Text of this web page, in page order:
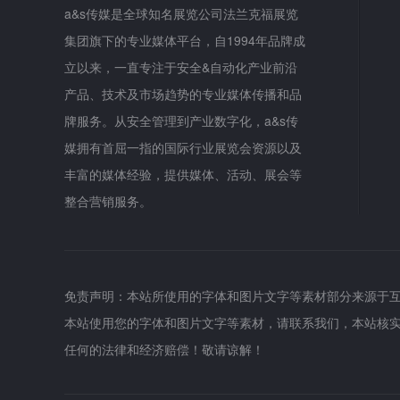
a&s传媒是全球知名展览公司法兰克福展览
集团旗下的专业媒体平台，自1994年品牌成
立以来，一直专注于安全&自动化产业前沿
产品、技术及市场趋势的专业媒体传播和品
牌服务。从安全管理到产业数字化，a&s传
媒拥有首屈一指的国际行业展览会资源以及
丰富的媒体经验，提供媒体、活动、展会等
整合营销服务。
免责声明：本站所使用的字体和图片文字等素材部分来源
本站使用您的字体和图片文字等素材，请联系我们，本站
任何的法律和经济赔偿！敬请谅解！